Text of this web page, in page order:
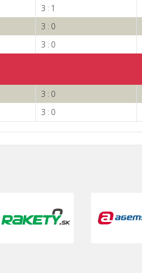
3 : 1
3 : 0
3 : 0
3 : 0
3 : 0